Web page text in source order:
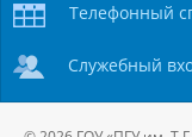
Телефонный
Служебный